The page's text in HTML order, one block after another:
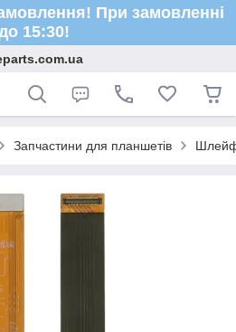
При замовленні
15:30!
Запчастини для планшетів Шлейф